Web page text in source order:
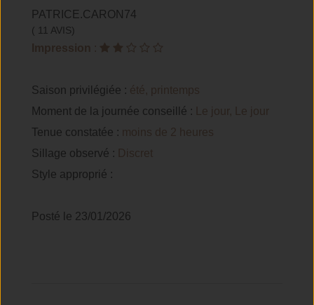
PATRICE.CARON74
( 11 AVIS)
Impression :
Saison privilégiée : été, printemps
Moment de la journée conseillé :
Le jour, Le jour
Tenue constatée :
moins de 2 heures
Sillage observé : Discret
Style approprié :
Posté le 23/01/2026